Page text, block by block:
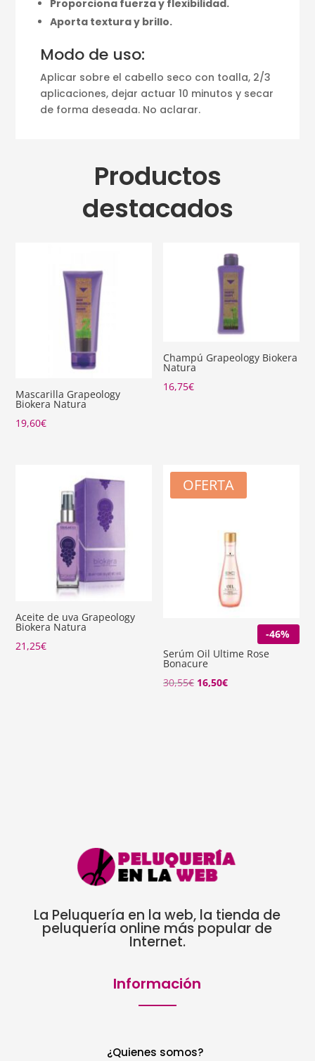
Proporciona fuerza y flexibilidad.
Aporta textura y brillo.
Modo de uso:
Aplicar sobre el cabello seco con toalla, 2/3
aplicaciones, dejar actuar 10 minutos y secar
de forma deseada. No aclarar.
Productos
destacados
Mascarilla Grapeology
Biokera Natura
19,60€
Champú Grapeology Biokera
Natura
16,75€
Aceite de uva Grapeology
Biokera Natura
21,25€
OFERTA
-46%
Serúm Oil Ultime Rose
Bonacure
30,55€ El
16,50€El
La Peluquería en la web, la tienda de
peluquería online más popular de
Internet.
Información
¿Quienes somos?